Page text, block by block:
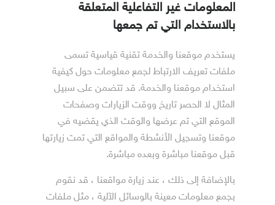
المعلومات غير التفاعلية المتعلقة
بالاستخدام التي تم جمعها
يستخدم موقعنا والخدمة تقنية قياسية تسمى
ملفات تعريف الارتباط لجمع معلومات حول كيفية
استخدام موقعنا والخدمة. قد تتضمن على سبيل
المثال لا الحصر تاريخ ووقت الزيارات وصفحات
الموقع التي تم عرضها والوقت الذي يقضيه في
موقعنا وتسجيل الأنشطة والمواقع التي تمت زيارتها
قبل موقعنا مباشرة وبعده مباشرة.
بالإضافة إلى ذلك ، عند زيارة مواقعنا ، قد نقوم
بجمع معلومات معينة بالوسائل الآلية ، مثل ملفات